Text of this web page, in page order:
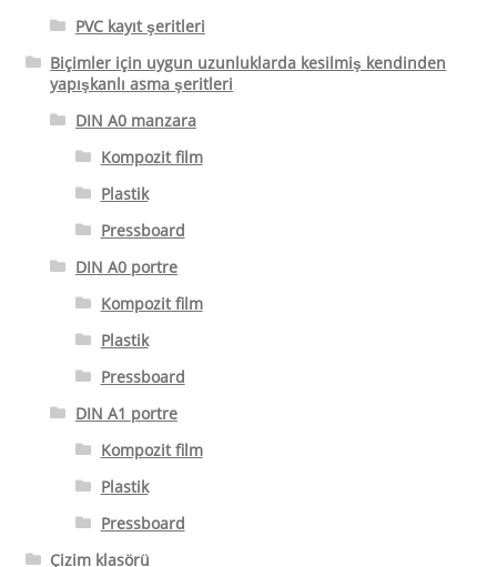
PVC kayıt şeritleri
Biçimler için uygun uzunluklarda kesilmiş kendinden
yapışkanlı asma şeritleri
DIN A0 manzara
Kompozit film
Plastik
Pressboard
DIN A0 portre
Kompozit film
Plastik
Pressboard
DIN A1 portre
Kompozit film
Plastik
Pressboard
Çizim klasörü